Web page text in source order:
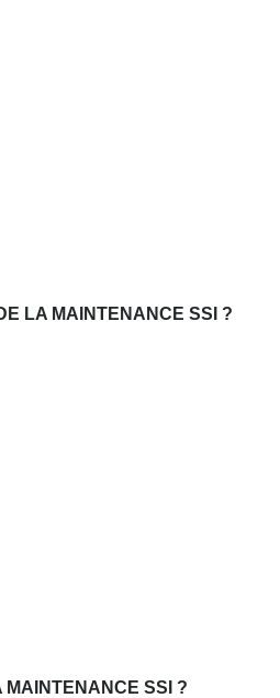
LA MAINTENANCE SSI ?
MAINTENANCE SSI ?